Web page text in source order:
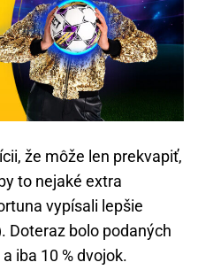
že môže len prekvapiť,
to nejaké extra
vypísali lepšie
Doteraz bolo podaných
iba 10 % dvojok.